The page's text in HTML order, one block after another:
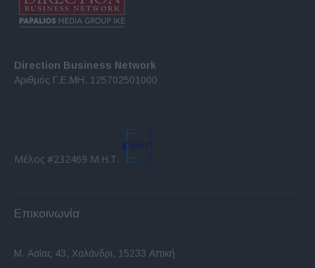
Direction Business Network
Αριθμός Γ.Ε.ΜΗ. 125702501000
Μέλος #232469 Μ.Η.Τ.
Επικοινωνία
Μ. Ασίας 43, Χαλάνδρι, 15233 Αττική